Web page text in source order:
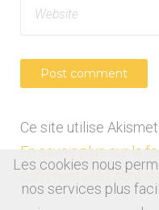
Ce site utilise
En savoir plus sur la
commentaires sont
Les cookies nous
nos services plus